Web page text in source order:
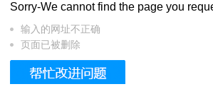
这个3.2米的长卷，还原了600岁的紫禁
Sorry-We cannot find the page you
输入的网址不正确
页面已被删除